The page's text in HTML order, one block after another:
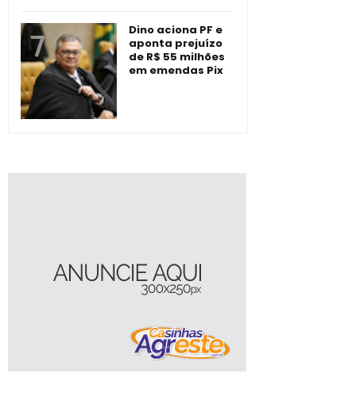
Dino aciona PF e
aponta prejuízo
de R$ 55 milhões
em emendas Pix